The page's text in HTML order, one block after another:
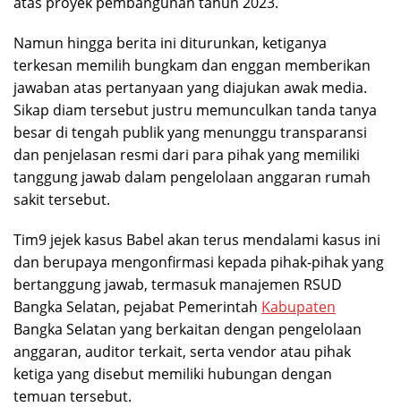
Namun hingga berita ini diturunkan, ketiganya
terkesan memilih bungkam dan enggan memberikan
jawaban atas pertanyaan yang diajukan awak media.
Sikap diam tersebut justru memunculkan tanda tanya
besar di tengah publik yang menunggu transparansi
dan penjelasan resmi dari para pihak yang memiliki
tanggung jawab dalam pengelolaan anggaran rumah
sakit tersebut.
Tim9 jejek kasus Babel akan terus mendalami kasus ini
dan berupaya mengonfirmasi kepada pihak-pihak yang
bertanggung jawab, termasuk manajemen RSUD
Bangka Selatan, pejabat Pemerintah Kabupaten
Bangka Selatan yang berkaitan dengan pengelolaan
anggaran, auditor terkait, serta vendor atau pihak
ketiga yang disebut memiliki hubungan dengan
temuan tersebut.